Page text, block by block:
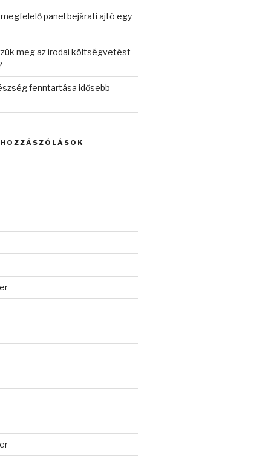
panel bejárati ajtó egy
meg az irodai költségvetést
fenntartása idősebb